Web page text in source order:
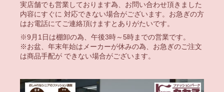
実店舗でも営業しております為、お問い合わせ頂きました
内容にすぐに 対応できない場合がございます。お急ぎの方
はお電話にてご連絡頂けますとありがたいです。
※9月1日は棚卸の為、午後3時～5時までの営業です。
※お盆、年末年始はメーカーが休みの為、お急ぎのご注文
は商品手配が できない場合がございます。